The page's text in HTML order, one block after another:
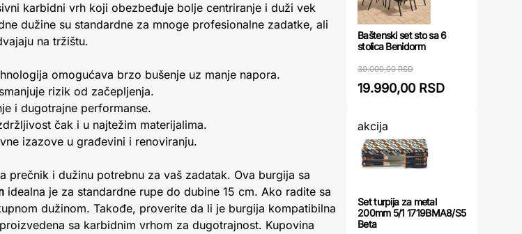
karbidni vrh koji obezbeđuje bolje centriranje i duži vek
dužine su standardne za mnoge profesionalne zadatke, ali
na tržištu.
omogućava brzo bušenje uz manje napora.
rizik od začepljenja.
i dugotrajne performanse.
čak i u najtežim materijalima.
izazove u građevini i renoviranju.
i dužinu potrebnu za vaš zadatak. Ova burgija sa
idealna je za standardne rupe do dubine 15 cm. Ako radite sa
dužinom. Takođe, proverite da li je burgija kompatibilna
sa karbidnim vrhom za dugotrajnost. Kupovina
Baštenski set sto sa 6
stolica Benidorm
30.000,00 RSD
19.990,00 RSD
akcija
Set turpija za metal
200mm 5/1 1719BMA8/S5
Beta